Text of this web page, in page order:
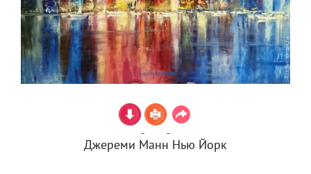
Джереми Манн Нью Йорк